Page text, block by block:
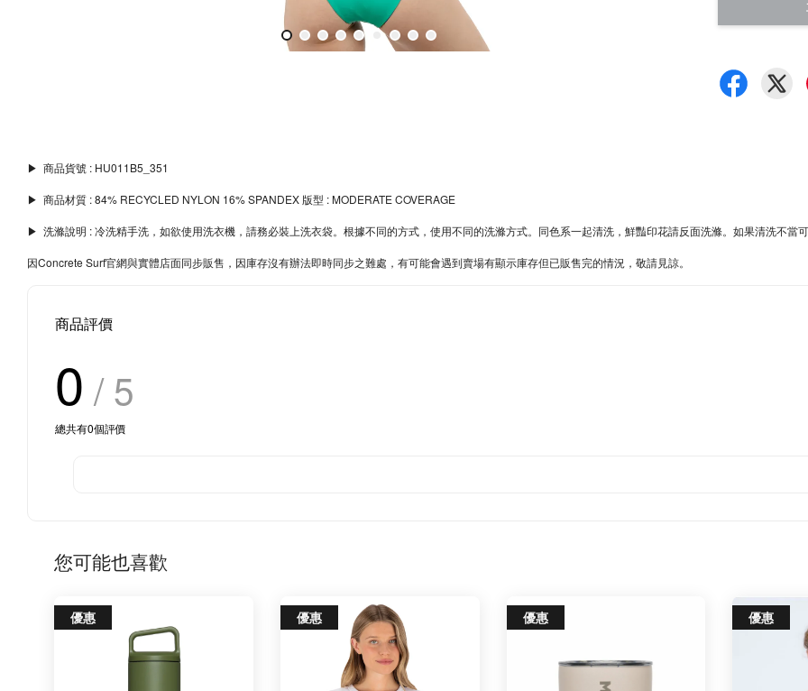
▶︎ 商品貨號 : HU011B5_351
▶︎ 商品材質 : 84% RECYCLED NYLON 16% SPANDEX 版型 : MODERATE COVERAGE
▶︎ 洗滌說明 : 冷洗精手洗，如欲使用洗衣機，請務必裝上洗衣袋。根據不同的方式，使用不同的洗滌方式。同色系一起清洗，鮮豔印花請反面洗滌。如果清洗不當
因Concrete Surf官網與實體店面同步販售，因庫存沒有辦法即時同步之難處，有可能會遇到賣場有顯示庫存但已販售完的情況，敬請見諒。
商品評價
0 / 5
總共有0個評價
您可能也喜歡
優惠 優惠 優惠 優惠